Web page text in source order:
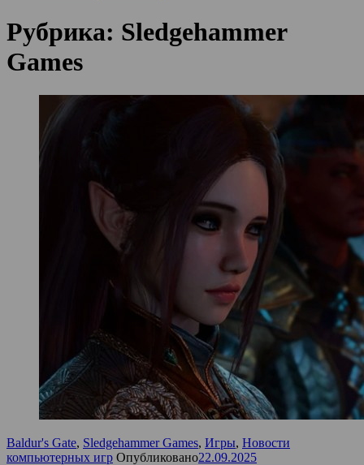
Рубрика: Sledgehammer
Games
Baldur's Gate, Sledgehammer Games, Игры, Новости
компьютерных игр Опубликовано22.09.2025